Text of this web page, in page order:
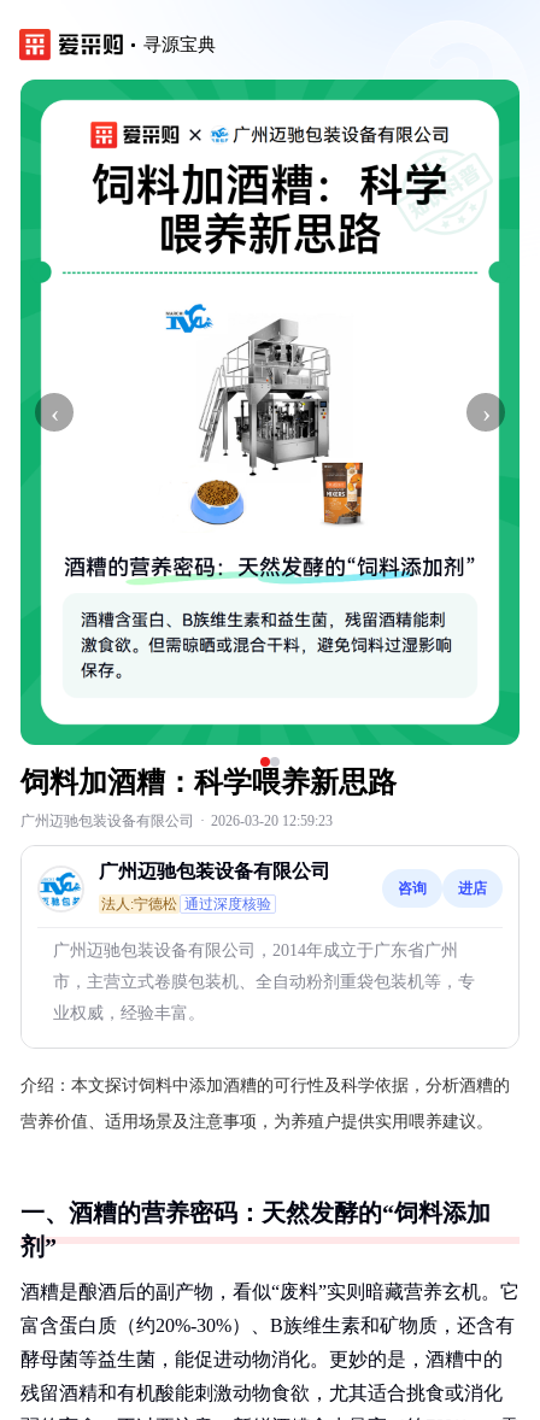
寻源宝典
‹ ›
饲料加酒糟：科学喂养新思路
广州迈驰包装设备有限公司 · 2026-03-20 12:59:23
广州迈驰包装设备有限公司
法人:宁德松 通过深度核验
咨询 进店
广州迈驰包装设备有限公司，2014年成立于广东省广州
市，主营立式卷膜包装机、全自动粉剂重袋包装机等，专
业权威，经验丰富。
介绍： 本文探讨饲料中添加酒糟的可行性及科学依据，分析酒糟的
营养价值、适用场景及注意事项，为养殖户提供实用喂养建议。
一、酒糟的营养密码：天然发酵的“饲料添加
剂”
酒糟是酿酒后的副产物，看似“废料”实则暗藏营养玄机。它
富含蛋白质（约20%-30%）、B族维生素和矿物质，还含有
酵母菌等益生菌，能促进动物消化。更妙的是，酒糟中的
残留酒精和有机酸能刺激动物食欲，尤其适合挑食或消化